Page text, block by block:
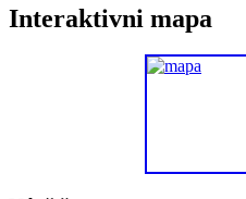
Interaktivni mapa